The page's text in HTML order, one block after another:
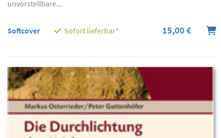
unvorstellbare...
Softcover Sofort lieferbar* 15,00 €